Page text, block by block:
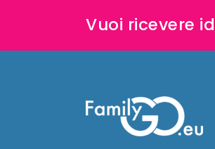
Vuoi ricevere